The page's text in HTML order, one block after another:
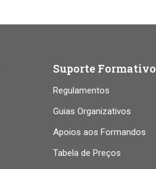
Suporte Formativo
Regulamentos
Guias Organizativos
Apoios aos Formandos
Tabela de Preços